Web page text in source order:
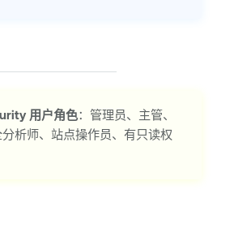
用户角色：管理员、主管、
析师、站点操作员、有只读权